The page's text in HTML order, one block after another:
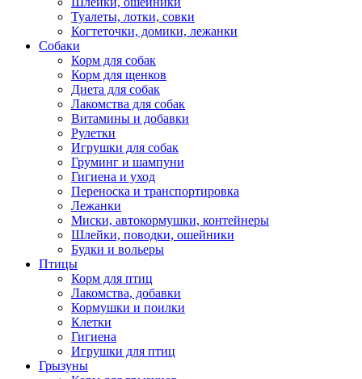
Туалеты, лотки, совки
Когтеточки, домики, лежанки
Собаки
Корм для собак
Корм для щенков
Диета для собак
Лакомства для собак
Витамины и добавки
Рулетки
Игрушки для собак
Груминг и шампуни
Гигиена и уход
Переноска и транспортировка
Лежанки
Миски, автокормушки, контейнеры
Шлейки, поводки, ошейники
Будки и вольеры
Птицы
Корм для птиц
Лакомства, добавки
Кормушки и поилки
Клетки
Гигиена
Игрушки для птиц
Грызуны